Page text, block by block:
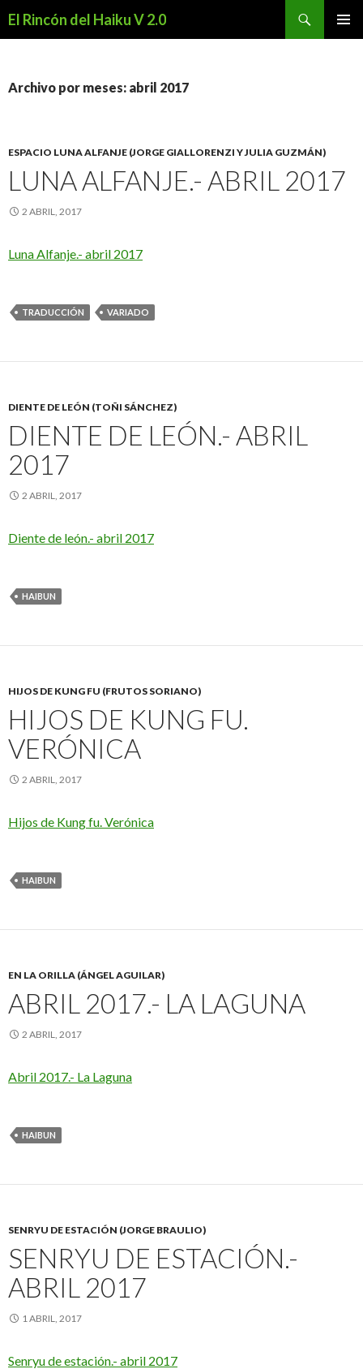
El Rincón del Haiku V 2.0
Archivo por meses: abril 2017
ESPACIO LUNA ALFANJE (JORGE GIALLORENZI Y JULIA GUZMÁN)
LUNA ALFANJE.- ABRIL 2017
2 ABRIL, 2017
Luna Alfanje.- abril 2017
TRADUCCIÓN VARIADO
DIENTE DE LEÓN (TOÑI SÁNCHEZ)
DIENTE DE LEÓN.- ABRIL
2017
2 ABRIL, 2017
Diente de león.- abril 2017
HAIBUN
HIJOS DE KUNG FU (FRUTOS SORIANO)
HIJOS DE KUNG FU.
VERÓNICA
2 ABRIL, 2017
Hijos de Kung fu. Verónica
HAIBUN
EN LA ORILLA (ÁNGEL AGUILAR)
ABRIL 2017.- LA LAGUNA
2 ABRIL, 2017
Abril 2017.- La Laguna
HAIBUN
SENRYU DE ESTACIÓN (JORGE BRAULIO)
SENRYU DE ESTACIÓN.-
ABRIL 2017
1 ABRIL, 2017
Senryu de estación.- abril 2017